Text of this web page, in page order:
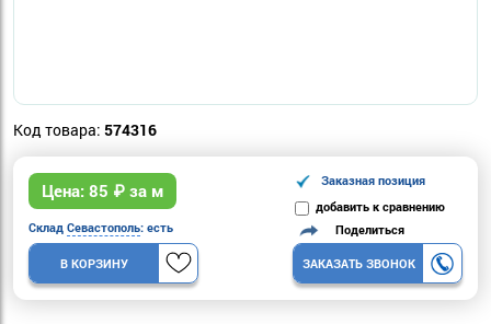
Код товара: 574316
Цена: 85 ₽ за м
Заказная позиция
добавить к сравнению
Склад Севастополь: есть
В КОРЗИНУ
Поделиться
ЗАКАЗАТЬ ЗВОНОК